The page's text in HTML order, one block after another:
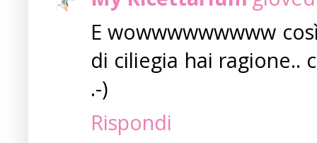
E wowwwwwwwww
di ciliegia hai ragione..
.-)
Rispondi